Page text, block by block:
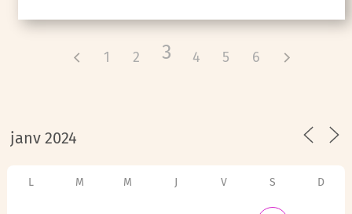
1 2 3 4 5 6
L M M J V S D